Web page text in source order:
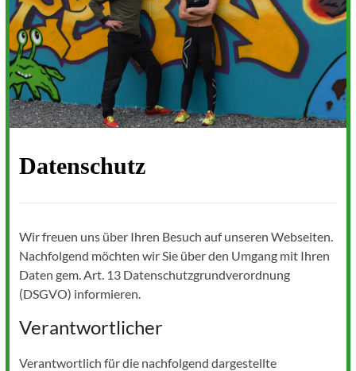
Multisport
und
Personaltraining
Datenschutz
Wir freuen uns über Ihren Besuch auf unseren Webseiten.
Nachfolgend möchten wir Sie über den Umgang mit Ihren
Daten gem. Art. 13 Datenschutzgrundverordnung
(DSGVO) informieren.
Verantwortlicher
Verantwortlich für die nachfolgend dargestellte